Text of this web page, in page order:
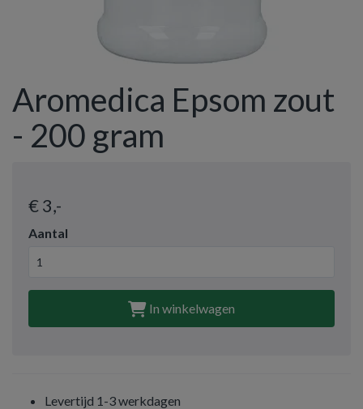
Aromedica Epsom zout
- 200 gram
€ 3,-
Aantal
In winkelwagen
Levertijd 1-3 werkdagen